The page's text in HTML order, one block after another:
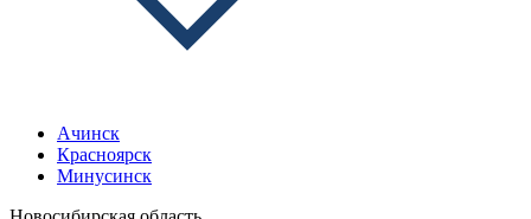
Ачинск
Красноярск
Минусинск